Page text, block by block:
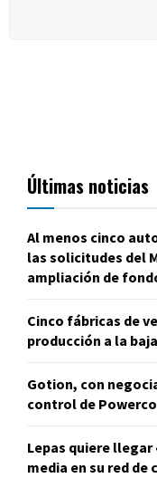
Últimas noticias
Al menos cinco
las solicitudes del
ampliación de
Cinco fábricas de
producción a la
Gotion, con
control de
Lepas quiere
media en su red de